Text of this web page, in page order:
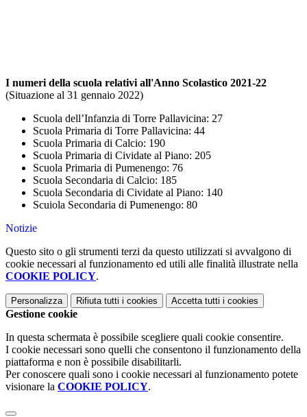
I numeri della scuola relativi all'Anno Scolastico 2021-22
(Situazione al 31 gennaio 2022)
Scuola dell’Infanzia di Torre Pallavicina: 27
Scuola Primaria di Torre Pallavicina: 44
Scuola Primaria di Calcio: 190
Scuola Primaria di Cividate al Piano: 205
Scuola Primaria di Pumenengo: 76
Scuola Secondaria di Calcio: 185
Scuola Secondaria di Cividate al Piano: 140
Scuiola Secondaria di Pumenengo: 80
Notizie
Questo sito o gli strumenti terzi da questo utilizzati si avvalgono di
cookie necessari al funzionamento ed utili alle finalità illustrate nella
COOKIE POLICY.
Personalizza Rifiuta tutti i cookies Accetta tutti i cookies
Gestione cookie
In questa schermata è possibile scegliere quali cookie consentire.
I cookie necessari sono quelli che consentono il funzionamento della
piattaforma e non è possibile disabilitarli.
Per conoscere quali sono i cookie necessari al funzionamento potete
visionare la COOKIE POLICY.